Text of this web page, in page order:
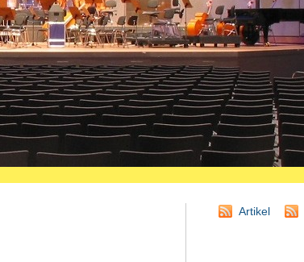
Artikel